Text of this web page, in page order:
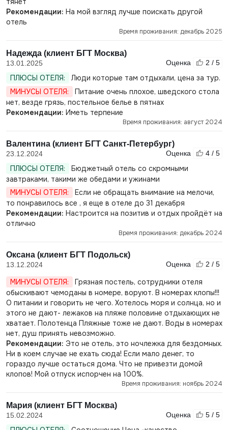
Рекомендации: На мой взгляд лучше поискать другой
отель
Время проживания: декабрь 2025
Надежда (клиент БГТ Москва)
13.01.2025 Оценка 2 / 5
ПЛЮСЫ ОТЕЛЯ:
Люди которые там отдыхали, цена за тур.
МИНУСЫ ОТЕЛЯ:
Питание очень плохое, шведского стола
нет, везде грязь, постельное белье в пятнах
Рекомендации: Иметь терпение
Время проживания: август 2024
Валентина (клиент БГТ Санкт-Петербург)
23.12.2024 Оценка 4 / 5
ПЛЮСЫ ОТЕЛЯ:
Бюджетный отель со скромными
завтраками, такими же обедами и ужинами
МИНУСЫ ОТЕЛЯ:
Если не обращать внимание на мелочи,
то понравилось все , я еще в отеле до 31 декабря
Рекомендации: Настроится на позитив и отдых пройдёт на
отлично
Время проживания: декабрь 2024
Оксана (клиент БГТ Подольск)
13.12.2024 Оценка 2 / 5
МИНУСЫ ОТЕЛЯ:
Грязная постель, сотрудники отеля
обыскивают чемоданы в номере, воруют. В номерах клопы!!!
О питании и говорить не чего. Хотелось моря и солнца, но и
этого не дают- лежаков на пляже половине отдыхающих не
хватает. Полотенца Пляжные тоже не дают. Воды в номерах
нет, душ принять невозможно.
Рекомендации: Это не отель, это ночлежка для бездомных.
Ни в коем случае не ехать сюда! Если мало денег, то
гораздо лучше остаться дома. Что не привезти домой
клопов! Мой отпуск испорчен на 100%.
Время проживания: ноябрь 2024
Мария (клиент БГТ Москва)
15.02.2024 Оценка 5 / 5